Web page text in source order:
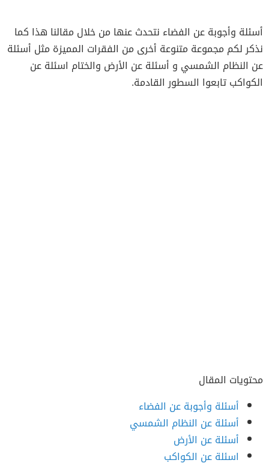
أسئلة وأجوبة عن الفضاء نتحدث عنها من خلال مقالنا هذا كما
نذكر لكم مجموعة متنوعة أخرى من الفقرات المميزة مثل أسئلة
عن النظام الشمسي و أسئلة عن الأرض والختام اسئلة عن
الكواكب تابعوا السطور القادمة.
محتويات المقال
أسئلة وأجوبة عن الفضاء
أسئلة عن النظام الشمسي
أسئلة عن الأرض
اسئلة عن الكواكب